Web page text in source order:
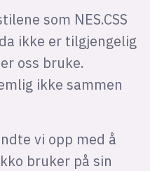
som NES.CSS
ikke er tilgjengelig
oss bruke.
ikke sammen
vi opp med å
bruker på sin